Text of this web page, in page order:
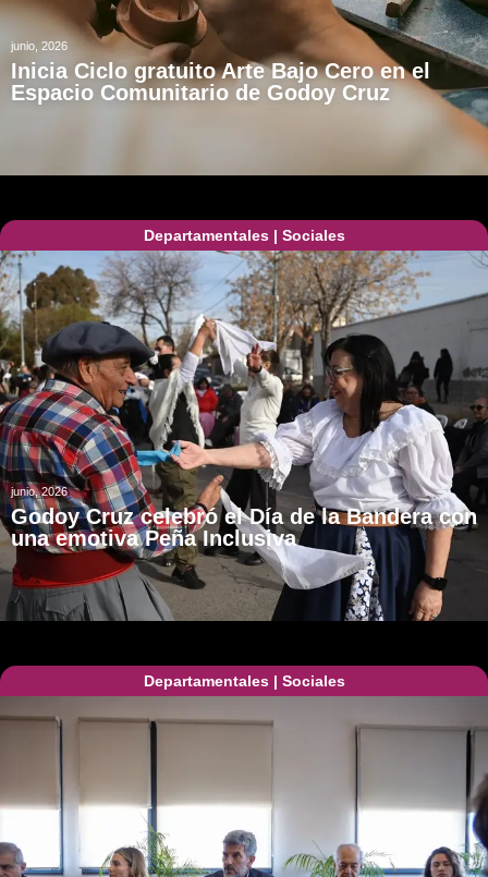
junio, 2026
Inicia Ciclo gratuito Arte Bajo Cero en el
Espacio Comunitario de Godoy Cruz
Departamentales| Sociales
junio, 2026
Godoy Cruz celebró el Día de la Bandera con
una emotiva Peña Inclusiva
Departamentales| Sociales